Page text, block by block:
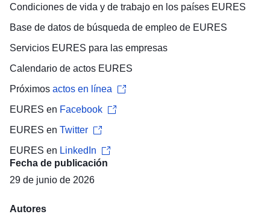
Condiciones de vida y de trabajo en los países EURES
Base de datos de búsqueda de empleo de EURES
Servicios EURES para las empresas
Calendario de actos EURES
Próximos actos en línea
EURES en Facebook
EURES en Twitter
EURES en LinkedIn
Fecha de publicación
29 de junio de 2026
Autores